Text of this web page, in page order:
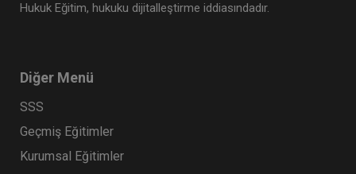
Hukuk Eğitim, hukuku dijitalleştirme iddiasındadır.
Diğer Menü
SSS
Geçmiş Eğitimler
Kurumsal Eğitimler